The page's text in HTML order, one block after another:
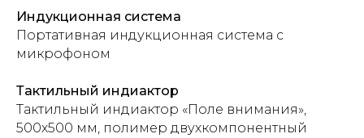
Индукционная система
Портативная индукционная система с
микрофоном
Тактильный индиактор
Тактильный индиактор «Поле внимания»,
500х500 мм, полимер двухкомпонентный